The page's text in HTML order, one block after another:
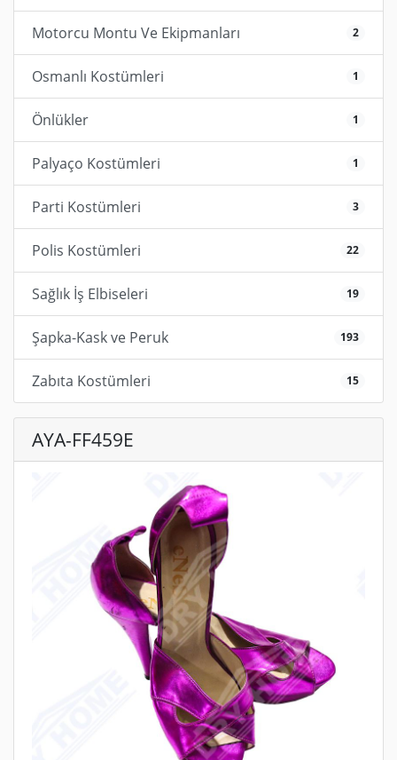
Motorcu Montu Ve Ekipmanları 2
Osmanlı Kostümleri 1
Önlükler 1
Palyaço Kostümleri 1
Parti Kostümleri 3
Polis Kostümleri 22
Sağlık İş Elbiseleri 19
Şapka-Kask ve Peruk 193
Zabıta Kostümleri 15
AYA-FF459E